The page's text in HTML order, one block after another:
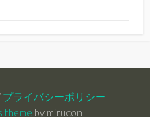
プライバシーポリシー
theme by mirucon